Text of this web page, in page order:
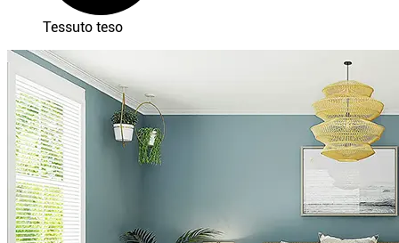
Tessuto teso